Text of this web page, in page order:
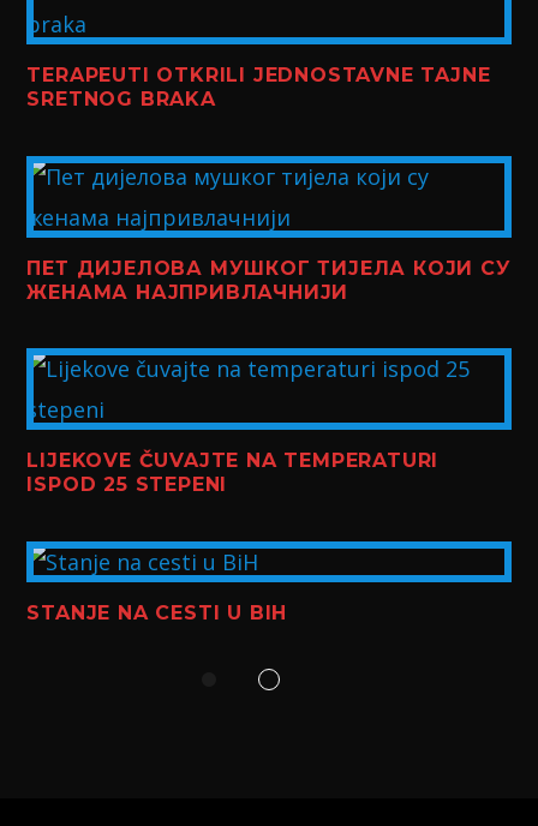
TERAPEUTI OTKRILI JEDNOSTAVNE TAJNE
SRETNOG BRAKA
ПЕТ ДИЈЕЛОВА МУШКОГ ТИЈЕЛА КОЈИ СУ
ЖЕНАМА НАЈПРИВЛАЧНИЈИ
LIJEKOVE ČUVAJTE NA TEMPERATURI
ISPOD 25 STEPENI
STANJE NA CESTI U BIH